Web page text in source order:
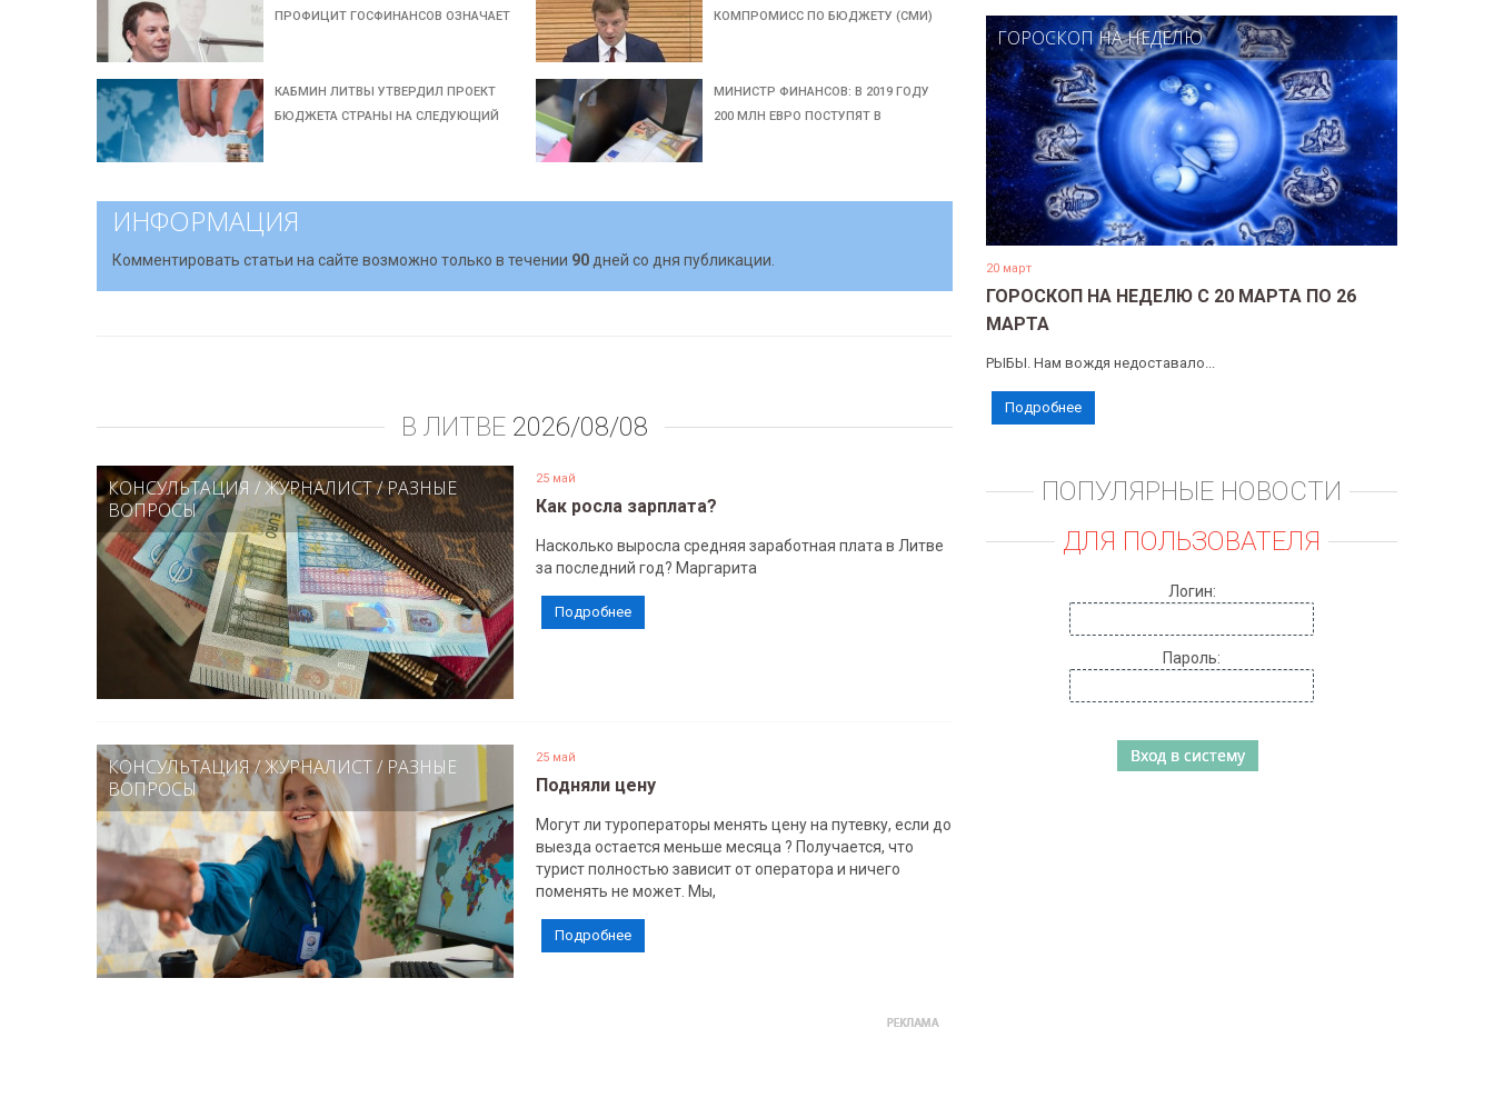
ПРОФИЦИТ ГОСФИНАНСОВ ОЗНАЧАЕТ
КОМПРОМИСС ПО БЮДЖЕТУ (СМИ)
КАБМИН ЛИТВЫ УТВЕРДИЛ ПРОЕКТ
БЮДЖЕТА СТРАНЫ НА СЛЕДУЮЩИЙ
МИНИСТР ФИНАНСОВ: В 2019 ГОДУ
200 МЛН ЕВРО ПОСТУПЯТ В
ИНФОРМАЦИЯ
Комментировать статьи на сайте возможно только в течении 90 дней со дня публикации.
В ЛИТВЕ 2026/08/08
КОНСУЛЬТАЦИЯ /ЖУРНАЛИСТ/РАЗНЫЕ
ВОПРОСЫ
25 май
Как росла зарплата?
Насколько выросла средняя заработная плата в Литве
за последний год? Маргарита
Подробнее
КОНСУЛЬТАЦИЯ/ЖУРНАЛИСТ/ РАЗНЫЕ
ВОПРОСЫ
25 май
Подняли цену
Могут ли туроператоры менять цену на путевку, если до
выезда остается меньше месяца ? Получается, что
турист полностью зависит от оператора и ничего
поменять не может. Мы,
Подробнее
ГОРОСКОП НА НЕДЕЛЮ
20 март
ГОРОСКОП НА НЕДЕЛЮ С 20 МАРТА ПО 26
МАРТА
РЫБЫ. Нам вождя недоставало...
Подробнее
ПОПУЛЯРНЫЕ НОВОСТИ
ДЛЯ ПОЛЬЗОВАТЕЛЯ
Логин:
Пароль: